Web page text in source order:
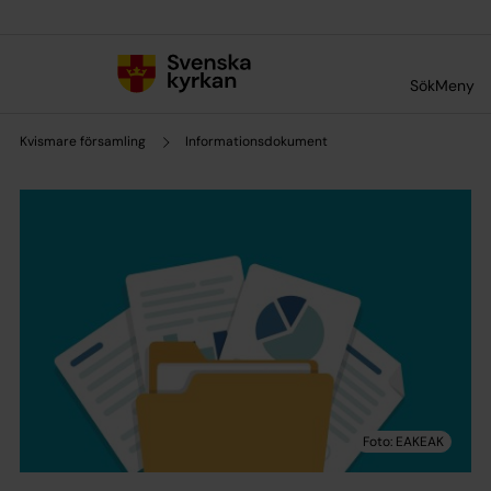
SökMeny
Kvismare församling Informationsdokument